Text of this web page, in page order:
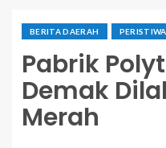
BERITA DAERAH PERISTIWA
Pabrik
Demak
Merah